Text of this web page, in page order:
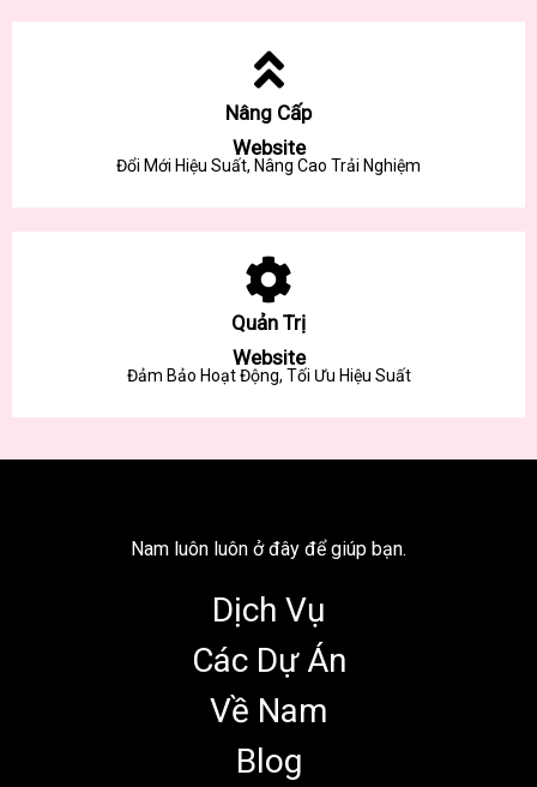
Nâng Cấp
Website
Đổi Mới Hiệu Suất, Nâng Cao Trải Nghiệm
Quản Trị
Website
Đảm Bảo Hoạt Động, Tối Ưu Hiệu Suất
Nam luôn luôn ở đây để giúp bạn.
Dịch Vụ
Các Dự Án
Về Nam
Blog